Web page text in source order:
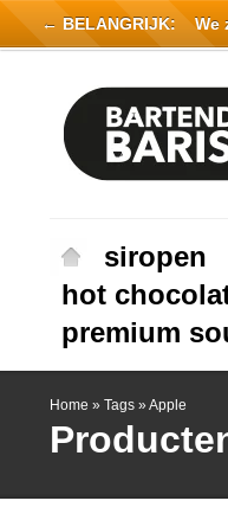
siropen
hot
premium
Home » Tags » Apple
← BELANGRIJK: We